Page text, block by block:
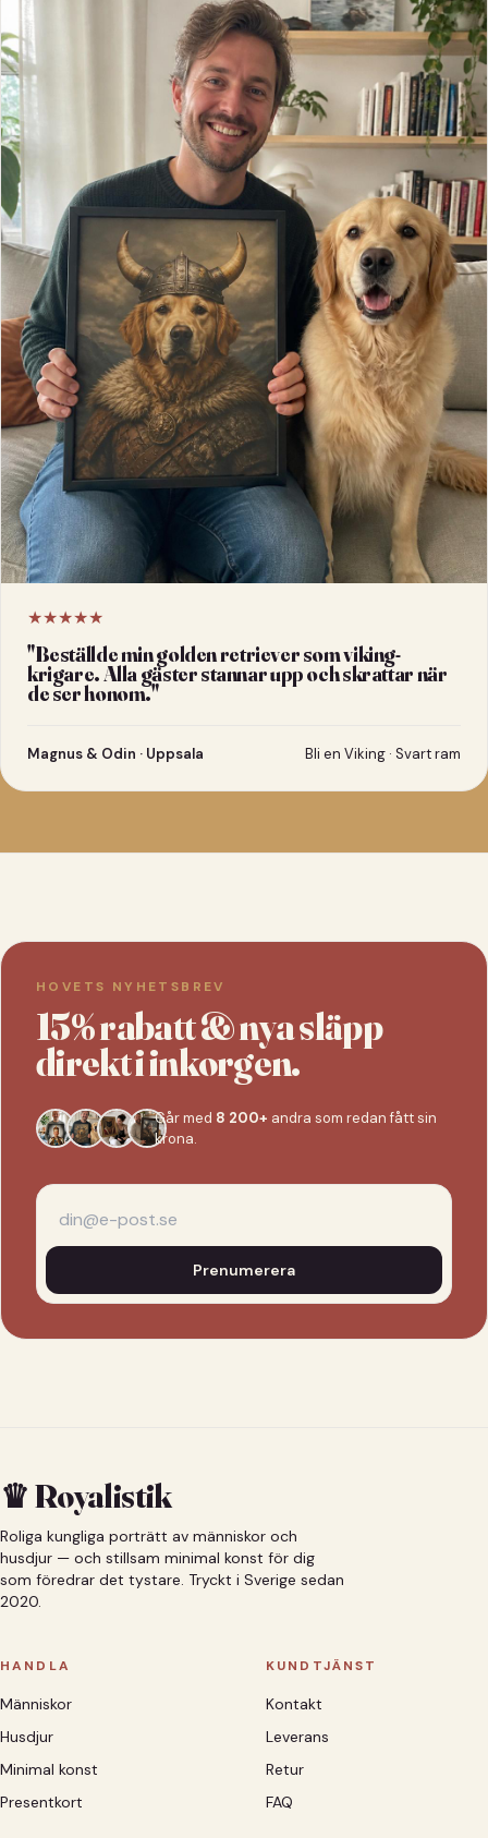
★★★★★
"Beställde min golden retriever som viking-
krigare. Alla gäster stannar upp och skrattar när
de ser honom."
Magnus & Odin · Uppsala Bli en Viking · Svart ram
HOVETS NYHETSBREV
15% rabatt & nya släpp
direkt i inkorgen.
Går med 8 200+ andra som redan fått sin
krona.
Prenumerera
♛ Royalistik
Roliga kungliga porträtt av människor och
husdjur — och stillsam minimal konst för dig
som föredrar det tystare. Tryckt i Sverige sedan
2020.
HANDLA
Människor
Husdjur
Minimal konst
Presentkort
KUNDTJÄNST
Kontakt
Leverans
Retur
FAQ